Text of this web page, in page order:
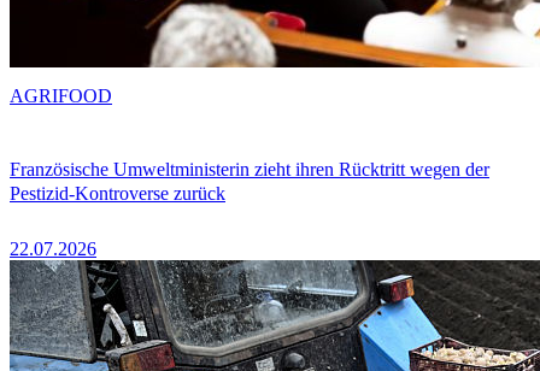
Französische Umweltministerin zieht ihren Rücktritt wegen der
Pestizid-Kontroverse zurück
22.07.2026
AGRIFOOD